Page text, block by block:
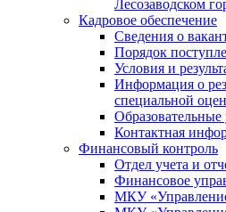
Лесозаводском
Кадровое обеспечение
Сведения о
Порядок
Условия и
Информация о
специальной
Контактная
Финансовый контроль
Отдел учета и
Финансовое
МКУ